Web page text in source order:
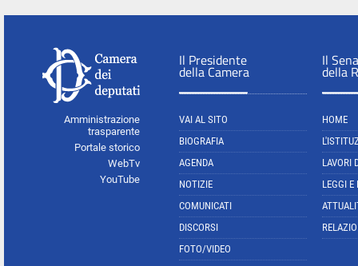
Amministrazione
trasparente
Portale storico
WebTv
YouTube
Il Presidente
della Camera
VAI AL SITO
BIOGRAFIA
AGENDA
NOTIZIE
COMUNICATI
DISCORSI
FOTO/VIDEO
Il
della
HOME
LAVORI
LEGGI E